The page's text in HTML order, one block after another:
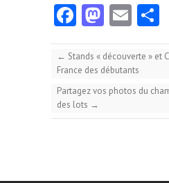
Fa
ce
b
o
o
k
M
as
to
d
o
n
E
m
ai
l
← Stands « découverte » et
France des débutants
Partagez vos photos du
des lots →